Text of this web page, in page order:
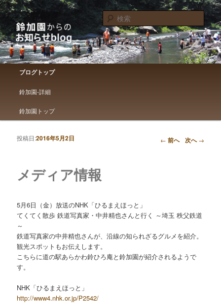
鈴加園からのお知らせブログ
鈴加園からのお知らせです
検
索
メインメニュー
メインコンテンツへ移動
サブコンテンツへ移動
ブログトップ
鈴加園-詳細
鈴加園トップ
投稿ナビゲーション ← 前へ 次へ→
メディア情報
投稿日:2016年5月2日
5月6日（金）放送のNHK「ひるまえほっと」
てくてく散歩 鉄道写真家・中井精也さんと行く ～埼玉 秩父鉄道
～
鉄道写真家の中井精也さんが、沿線の知られざるグルメを紹介。
観光スポットもお伝えします。
こちらに道の駅あらかわ鈴ひろ庵と鈴加園が紹介されるようで
す。
NHK「ひるまえほっと」
http://www4.nhk.or.jp/P2542/